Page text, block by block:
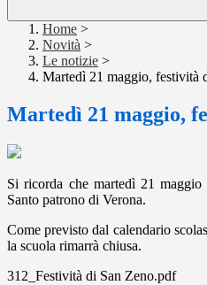
Home >
Novità >
Le notizie >
Martedì 21 maggio, festività
Martedì 21 maggio,
Si ricorda che martedì 21
Santo patrono di Verona.
Come previsto dal calendario
la scuola rimarrà chiusa.
312_Festività di San Zeno.pdf